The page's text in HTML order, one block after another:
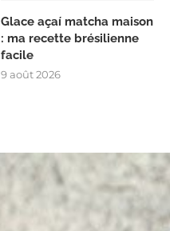
Glace açaí matcha maison
: ma recette brésilienne
facile
9 août 2026